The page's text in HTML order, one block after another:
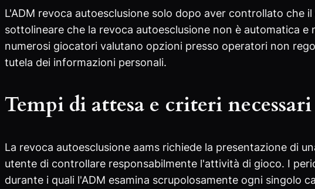
L'ADM revoca autoesclusione solo dopo aver controllato
sottolineare che la revoca autoesclusione non è automatica
numerosi giocatori valutano opzioni presso operatori non
tutela dei informazioni personali.
Tempi di attesa e criteri necessari
La revoca autoesclusione aams richiede la presentazione di
utente di controllare responsabilmente l'attività di gioco. I
durante i quali l'ADM esamina scrupolosamente ogni singolo